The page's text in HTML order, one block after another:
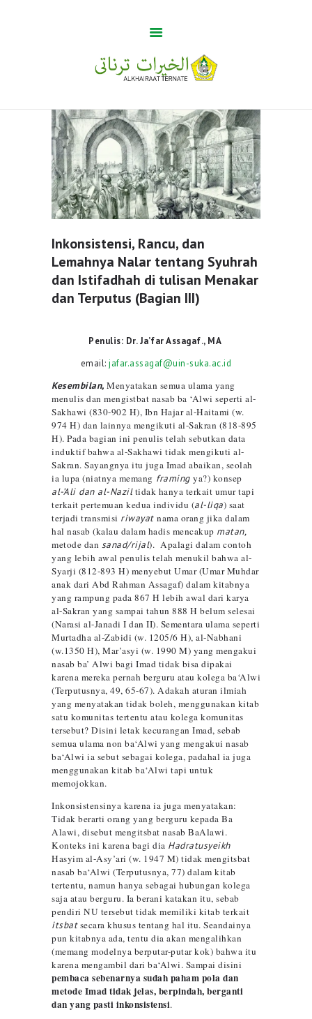
Home
Khabar
BUMA
Profile
Gallery
Inkonsistensi, Rancu, dan
Lemahnya Nalar tentang Syuhrah
dan Istifadhah di tulisan Menakar
dan Terputus (Bagian III)
Penulis: Dr. Ja’far Assagaf., MA
email:jafar.assagaf@uin-suka.ac.id
Kesembilan, Menyatakan semua ulama yang
menulis dan mengistbat nasab ba ‘Alwi seperti al-
Sakhawi (830-902 H), Ibn Hajar al-Haitami (w.
974 H) dan lainnya mengikuti al-Sakran (818-895
H). Pada bagian ini penulis telah sebutkan data
induktif bahwa al-Sakhawi tidak mengikuti al-
Sakran. Sayangnya itu juga Imad abaikan, seolah
ia lupa (niatnya memang framing ya?) konsep
al-’Ali dan al-Naziltidak hanya terkait umur tapi
terkait pertemuan kedua individu (al-liqa) saat
terjadi transmisi riwayat nama orang jika dalam
hal nasab (kalau dalam hadis mencakup matan,
metode dan sanad/rijal). Apalagi dalam contoh
yang lebih awal penulis telah menukil bahwa al-
Syarji (812-893 H) menyebut Umar (Umar Muhdar
anak dari Abd Rahman Assagaf) dalam kitabnya
yang rampung pada 867 H lebih awal dari karya
al-Sakran yang sampai tahun 888 H belum selesai
(Narasi al-Janadi I dan II). Sementara ulama seperti
Murtadha al-Zabidi (w. 1205/6 H), al-Nabhani
(w.1350 H), Mar’asyi (w. 1990 M) yang mengakui
nasab ba’ Alwi bagi Imad tidak bisa dipakai
karena mereka pernah berguru atau kolega ba‘Alwi
(Terputusnya, 49, 65-67). Adakah aturan ilmiah
yang menyatakan tidak boleh, menggunakan kitab
satu komunitas tertentu atau kolega komunitas
tersebut? Disini letak kecurangan Imad, sebab
semua ulama non ba‘Alwi yang mengakui nasab
ba‘Alwi ia sebut sebagai kolega, padahal ia juga
menggunakan kitab ba‘Alwi tapi untuk
memojokkan.
Inkonsistensinya karena ia juga menyatakan:
Tidak berarti orang yang berguru kepada Ba
Alawi, disebut mengitsbat nasab BaAlawi.
Konteks ini karena bagi dia Hadratusyeikh
Hasyim al-Asy’ari (w. 1947 M) tidak mengitsbat
nasab ba‘Alwi (Terputusnya, 77) dalam kitab
tertentu, namun hanya sebagai hubungan kolega
saja atau berguru. Ia berani katakan itu, sebab
pendiri NU tersebut tidak memiliki kitab terkait
itsbatsecara khusus tentang hal itu. Seandainya
pun kitabnya ada, tentu dia akan mengalihkan
(memang modelnya berputar-putar kok) bahwa itu
karena mengambil dari ba‘Alwi. Sampai disini
pembaca sebenarnya sudah paham pola dan
metode Imad tidak jelas, berpindah, berganti
dan yang pasti inkonsistensi.